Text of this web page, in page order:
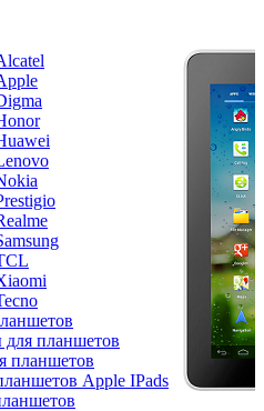
планшетов
планшетов
Apple IPads